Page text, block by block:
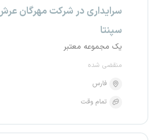
سرایداری در شرکت مهرگان
سپنتا
یک مجموعه معتبر
منقضی شده
فارس
تمام وقت